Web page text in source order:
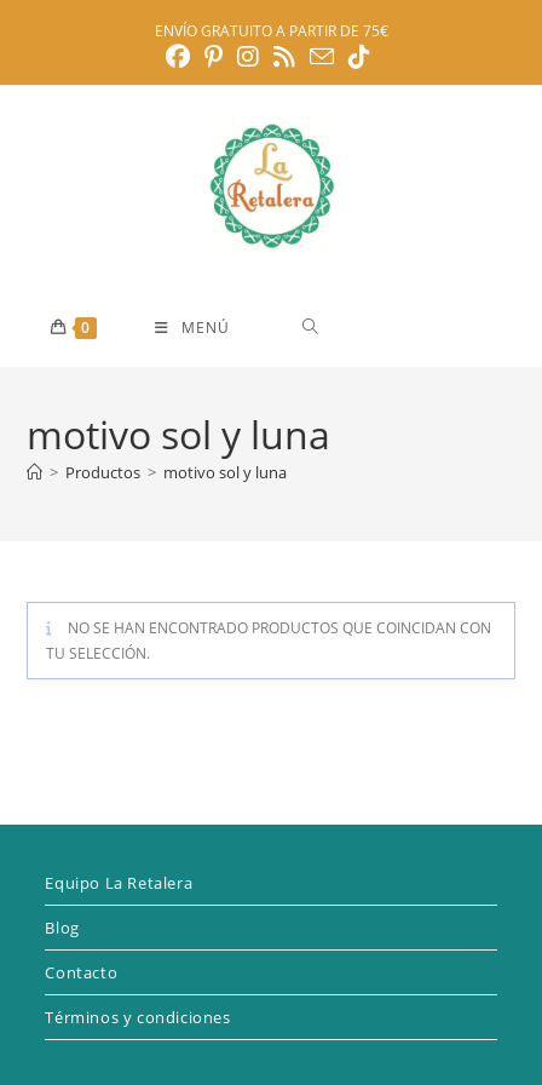
ENVÍO GRATUITO A PARTIR DE 75€
0 MENÚ
motivo sol y luna
> Productos > motivo sol y luna
NO SE HAN ENCONTRADO PRODUCTOS QUE COINCIDAN CON
TU SELECCIÓN.
Equipo La Retalera
Blog
Contacto
Términos y condiciones